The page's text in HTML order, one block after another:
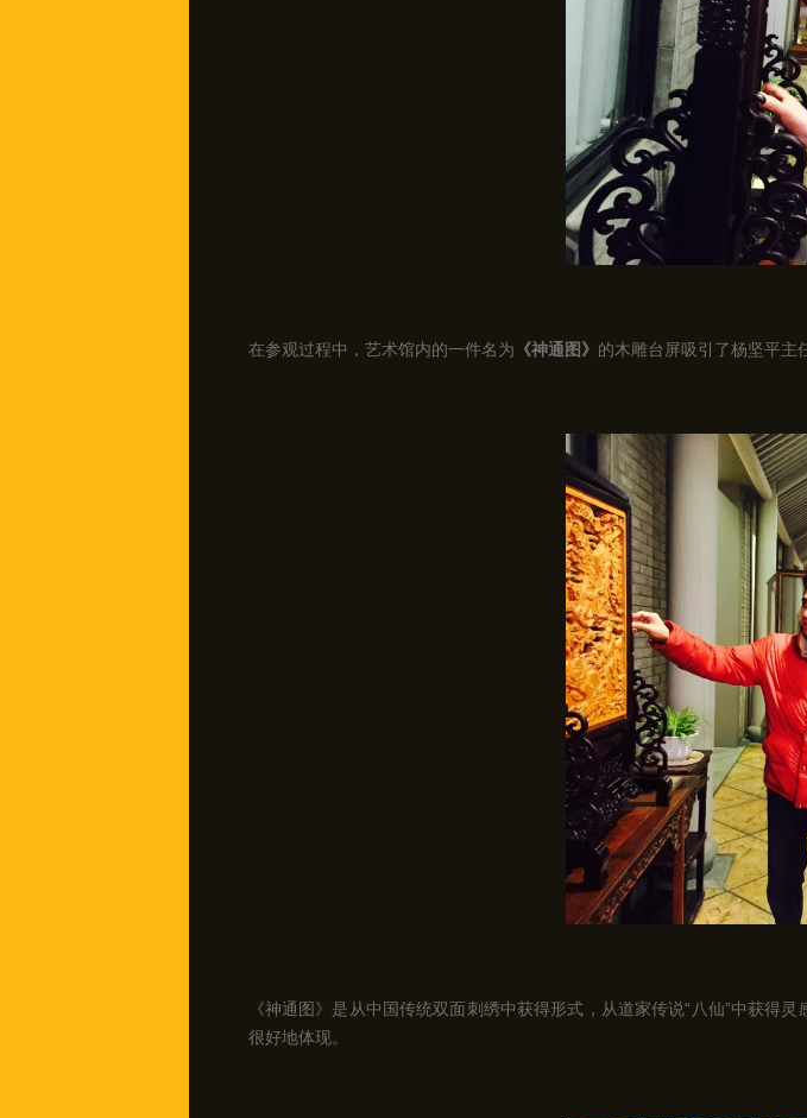
在参观过程中，艺术馆内的一件名为 《神通图》 的木雕台屏吸引了杨坚平主
《神通图》是从中国传统双面刺绣中获得形式，从道家传说“八仙”中获得
很好地体现。